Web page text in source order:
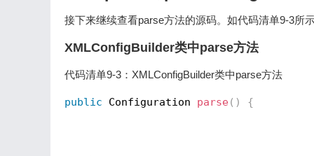
接下来继续查看parse方法的源码。如代码清单9-3所
XMLConfigBuilder类中parse方法
代码清单9-3：XMLConfigBuilder类中parse方法
public Configuration parse( ) {